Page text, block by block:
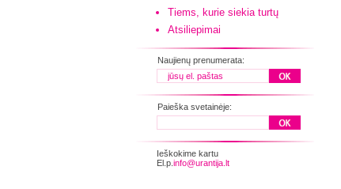
Tiems, kurie siekia turtų
Atsiliepimai
Naujienų prenumerata:
Paieška svetainėje:
Ieškokime kartu
El.p. info@urantija.lt